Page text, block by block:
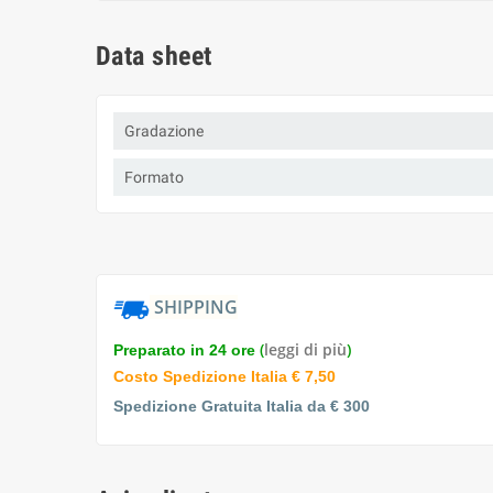
Data sheet
Gradazione
Formato
SHIPPING
Preparato in 24 ore (leggi di più)
Costo Spedizione Italia € 7,50
Spedizione Gratuita Italia da € 300